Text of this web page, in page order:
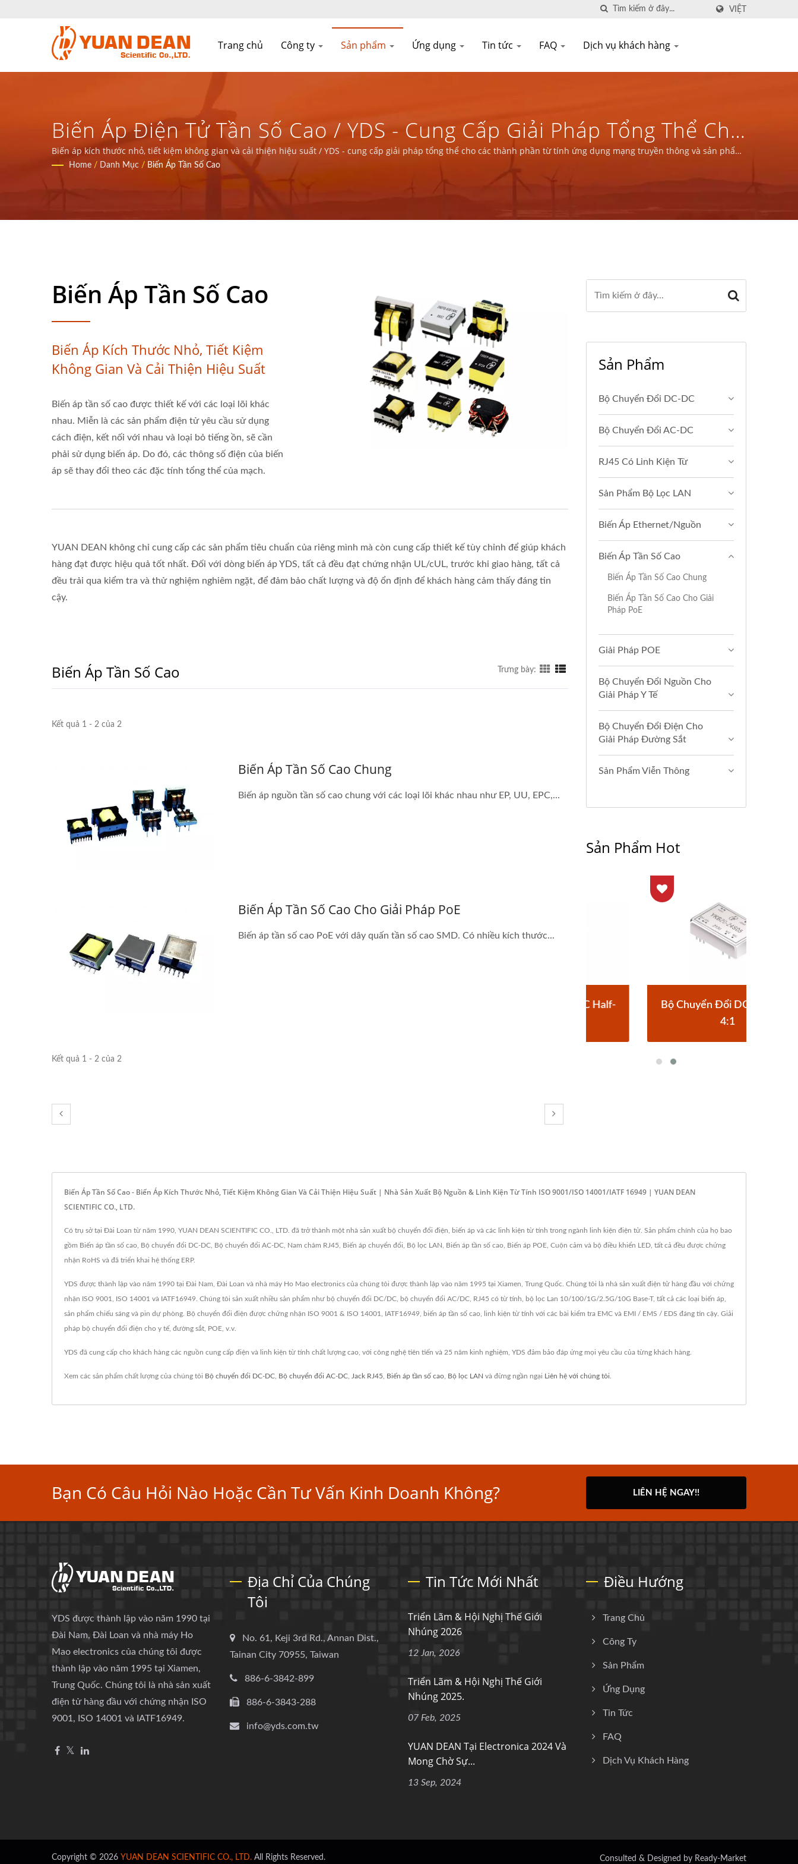
VIỆT
Trang chủ Công ty Sản phẩm Ứng dụng Tin tức FAQ Dịch vụ khách hàng
Biến Áp Điện Tử Tần Số Cao / YDS - Cung Cấp Giải Pháp Tổng Thể Cho
Các Thành Phần Từ Tính Ứng Dụng Mạng Truyền Thông Và Sản Phẩm
Điện.
Biến áp kích thước nhỏ, tiết kiệm không gian và cải thiện hiệu suất / YDS - cung cấp giải pháp tổng thể cho các thành phần từ tính ứng dụng mạng truyền thông và sản phẩm
điện.Home / Danh Mục / Biến Áp Tần Số Cao
Biến Áp Tần Số Cao
Biến Áp Kích Thước Nhỏ, Tiết Kiệm
Không Gian Và Cải Thiện Hiệu Suất
Biến áp tần số cao được thiết kế với các loại lõi khác
nhau. Miễn là các sản phẩm điện tử yêu cầu sử dụng
cách điện, kết nối với nhau và loại bỏ tiếng ồn, sẽ cần
phải sử dụng biến áp. Do đó, các thông số điện của biến
áp sẽ thay đổi theo các đặc tính tổng thể của mạch.
YUAN DEAN không chỉ cung cấp các sản phẩm tiêu chuẩn của riêng mình mà còn cung cấp thiết kế tùy chỉnh để giúp khách
hàng đạt được hiệu quả tốt nhất. Đối với dòng biến áp YDS, tất cả đều đạt chứng nhận UL/cUL, trước khi giao hàng, tất cả
đều trải qua kiểm tra và thử nghiệm nghiêm ngặt, để đảm bảo chất lượng và độ ổn định để khách hàng cảm thấy đáng tin
cậy.
Biến Áp Tần Số Cao Trưng bày:
Kết quả 1 - 2 của 2
Biến Áp Tần Số Cao Chung
Biến áp nguồn tần số cao chung với các loại lõi khác nhau như EP, UU, EPC,...
Biến Áp Tần Số Cao Cho Giải Pháp PoE
Biến áp tần số cao PoE với dây quấn tần số cao SMD. Có nhiều kích thước...
Kết quả 1 - 2 của 2
Sản Phẩm
Bộ Chuyển Đổi DC-DC
Bộ Chuyển Đổi AC-DC
RJ45 Có Linh Kiện Từ
Sản Phẩm Bộ Lọc LAN
Biến Áp Ethernet/Nguồn
Biến Áp Tần Số Cao
Biến Áp Tần Số Cao Chung
Biến Áp Tần Số Cao Cho Giải
Pháp PoE
Giải Pháp POE
Bộ Chuyển Đổi Nguồn Cho
Giải Pháp Y Tế
Bộ Chuyển Đổi Điện Cho
Giải Pháp Đường Sắt
Sản Phẩm Viễn Thông
Sản Phẩm Hot
Bộ Chuyển Đổi DC-DC 20W
Biến Áp Tần Số Cao - Biến Áp Kích Thước Nhỏ, Tiết Kiệm Không Gian Và Cải Thiện Hiệu Suất | Nhà Sản Xuất Bộ Nguồn & Linh Kiện Từ Tính ISO 9001/ISO 14001/IATF 16949 | YUAN DEAN
SCIENTIFIC CO., LTD.
Có trụ sở tại Đài Loan từ năm 1990, YUAN DEAN SCIENTIFIC CO., LTD. đã trở thành một nhà sản xuất bộ chuyển đổi điện, biến áp và các linh kiện từ tính trong ngành linh kiện điện tử. Sản phẩm chính của họ bao
gồm Biến áp tần số cao, Bộ chuyển đổi DC-DC, Bộ chuyển đổi AC-DC, Nam châm RJ45, Biến áp chuyển đổi, Bộ lọc LAN, Biến áp tần số cao, Biến áp POE, Cuộn cảm và bộ điều khiển LED, tất cả đều được chứng
nhận RoHS và đã triển khai hệ thống ERP.
YDS được thành lập vào năm 1990 tại Đài Nam, Đài Loan và nhà máy Ho Mao electronics của chúng tôi được thành lập vào năm 1995 tại Xiamen, Trung Quốc. Chúng tôi là nhà sản xuất điện tử hàng đầu với chứng
nhận ISO 9001, ISO 14001 và IATF16949. Chúng tôi sản xuất nhiều sản phẩm như bộ chuyển đổi DC/DC, bộ chuyển đổi AC/DC, RJ45 có từ tính, bộ lọc Lan 10/100/1G/2.5G/10G Base-T, tất cả các loại biến áp,
sản phẩm chiếu sáng và pin dự phòng. Bộ chuyển đổi điện được chứng nhận ISO 9001 & ISO 14001, IATF16949, biến áp tần số cao, linh kiện từ tính với các bài kiểm tra EMC và EMI / EMS / EDS đáng tin cậy. Giải
pháp bộ chuyển đổi điện cho y tế, đường sắt, POE, v.v.
YDS đã cung cấp cho khách hàng các nguồn cung cấp điện và linh kiện từ tính chất lượng cao, với công nghệ tiên tiến và 25 năm kinh nghiệm, YDS đảm bảo đáp ứng mọi yêu cầu của từng khách hàng.
Xem các sản phẩm chất lượng của chúng tôi Bộ chuyển đổi DC-DC Bộ chuyển đổi AC-DC Jack RJ45 Biến áp tần số cao Bộ lọc LAN và đừng ngần ngại Liên hệ với chúng tôi
Bạn Có Câu Hỏi Nào Hoặc Cần Tư Vấn Kinh Doanh Không? LIÊN HỆ NGAY!!
YDS được thành lập vào năm 1990 tại
Đài Nam, Đài Loan và nhà máy Ho
Mao electronics của chúng tôi được
thành lập vào năm 1995 tại Xiamen,
Trung Quốc. Chúng tôi là nhà sản xuất
điện tử hàng đầu với chứng nhận ISO
9001, ISO 14001 và IATF16949.
Địa Chỉ Của Chúng
Tôi
No. 61, Keji 3rd Rd., Annan Dist.,
Tainan City 70955, Taiwan
886-6-3842-899
886-6-3843-288
info@yds.com.tw
Tin Tức Mới Nhất
Triển Lãm & Hội Nghị Thế Giới
Nhúng 2026
12 Jan, 2026
Triển Lãm & Hội Nghị Thế Giới
Nhúng 2025.
07 Feb, 2025
YUAN DEAN Tại Electronica 2024 Và
Mong Chờ Sự...
13 Sep, 2024
Điều Hướng
Trang Chủ
Công Ty
Sản Phẩm
Ứng Dụng
Tin Tức
FAQ
Dịch Vụ Khách Hàng
Copyright © 2026 YUAN DEAN SCIENTIFIC CO., LTD. All Rights Reserved. Consulted & Designed by Ready-Market